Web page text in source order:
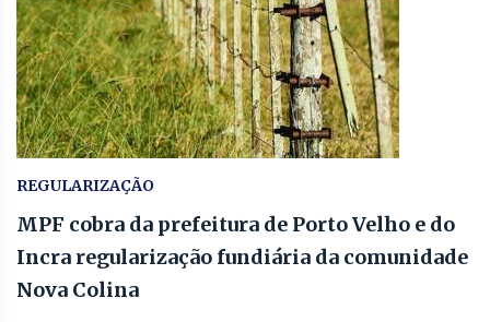
REGULARIZAÇÃO
MPF cobra da prefeitura de Porto Velho e do
Incra regularização fundiária da comunidade
Nova Colina